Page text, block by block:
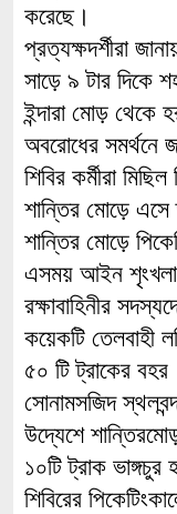
করেছে।
প্রত্যক্ষদর্শীরা
সাড়ে ৯ টার দিকে
ইন্দারা মোড় থেকে
অবরোধের সমর্থনে
শিবির কর্মীরা মিছিল
শান্তির মোড়ে এসে
শান্তির মোড়ে
এসময় আইন শৃংখলা
রক্ষাবাহিনীর
কয়েকটি তেলবাহী
৫০ টি ট্রাকের বহর
সোনামসজিদ
উদ্যেশে
১০টি ট্রাক
শিবিরের